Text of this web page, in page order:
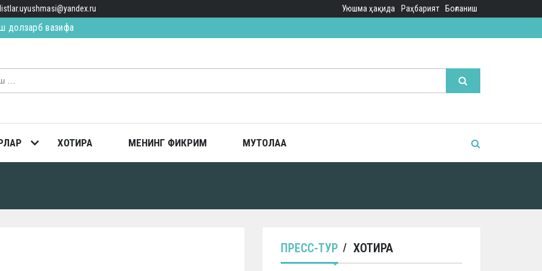
Уюшма ҳақида Раҳбарият Боғланиш
ЯҚИН, ЯҚИН… (қисса)
долзарб вазифа
ХОТИРА МЕНИНГ ФИКРИМ МУТОЛАА
ПРЕСС-ТУР ХОТИРА